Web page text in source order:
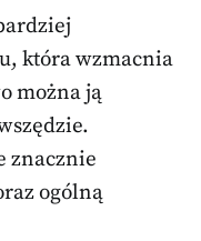
która wzmacnia
można ją
znacznie
ogólną